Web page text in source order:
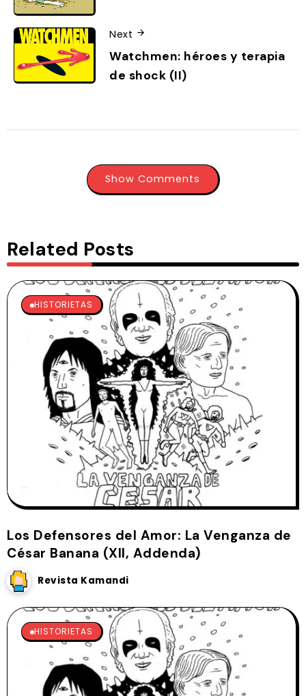
Next
Watchmen: héroes y terapia
de shock (II)
Show Comments
Related Posts
HISTORIETAS
Los Defensores del Amor: La Venganza de
César Banana (XII, Addenda)
Revista Kamandi
HISTORIETAS